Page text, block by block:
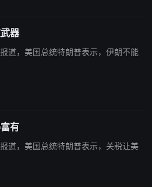
器
道，美国总统特朗普表示，伊朗不能
有
道，美国总统特朗普表示，关税让美